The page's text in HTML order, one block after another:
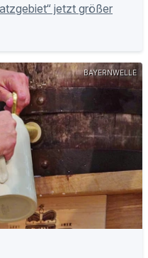
jetzt größer
BAYERNWELLE